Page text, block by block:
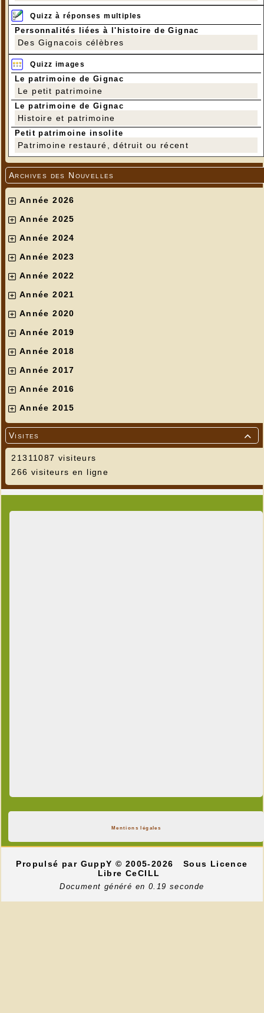
Quizz à réponses multiples
Personnalités liées à l'histoire de Gignac
Des Gignacois célèbres
Quizz images
Le patrimoine de Gignac
Le petit patrimoine
Le patrimoine de Gignac
Histoire et patrimoine
Petit patrimoine insolite
Patrimoine restauré, détruit ou récent
Archives des Nouvelles
Année 2026
Année 2025
Année 2024
Année 2023
Année 2022
Année 2021
Année 2020
Année 2019
Année 2018
Année 2017
Année 2016
Année 2015

Visites
21311087 visiteurs
266 visiteurs en ligne
Mentions légales
Propulsé par GuppY© 2005-2026
Sous Licence
Libre CeCILL
Document généré en 0.19 seconde